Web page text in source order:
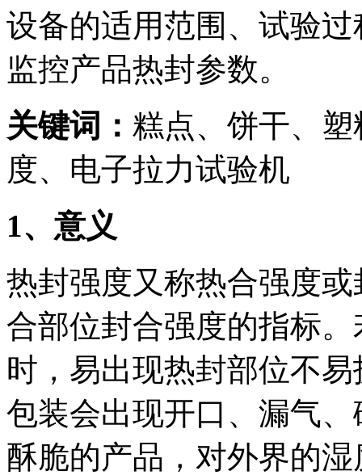
设备的适用范围、试验
监控产品热封参数。
关键词： 糕点、饼干、
度、电子拉力试验机
1、意义
热封强度又称热合强度
合部位封合强度的指标
时，易出现热封部位不
包装会出现开口、漏气
酥脆的产品，对外界的